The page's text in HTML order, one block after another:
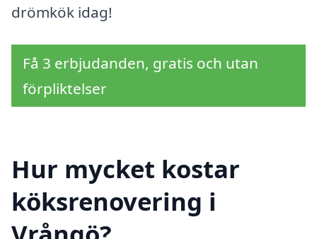
drömkök idag!
Få 3 erbjudanden, gratis och utan
förpliktelser
Hur mycket kostar
köksrenovering i